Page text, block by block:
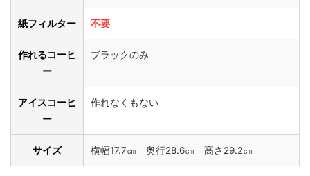
紙フィルター 不要
作れるコーヒ
ー
ブラックのみ
アイスコーヒ
ー
作れなくもない
サイズ 横幅17.7㎝ 奥行28.6㎝ 高さ29.2㎝